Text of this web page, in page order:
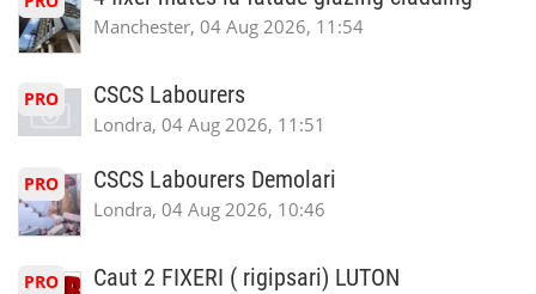
Manchester, 04 Aug 2026, 11:54
PRO CSCS Labourers
Londra, 04 Aug 2026, 11:51
PRO CSCS Labourers Demolari
Londra, 04 Aug 2026, 10:46
PRO Caut 2 FIXERI ( rigipsari) LUTON